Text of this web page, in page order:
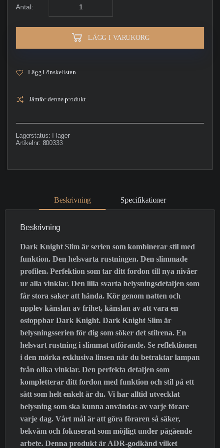
Antal:
LÄGG I VARUKORG
Lägg i önskelistan
Jämför denna produkt
Lagerstatus:
I lager
Artikelnr: 800333
Beskrivning Specifikationer
Beskrivning
Dark Knight Slim är serien som kombinerar stil med
funktion. Den helsvarta rustningen. Den slimmade
profilen. Perfektion som tar ditt fordon till nya nivåer
ur alla vinklar. Den lilla svarta belysningsdetaljen som
får stora saker att hända. Kör genom natten och
upplev känslan av frihet, känslan av att vara en
ostoppbar Dark Knight. Dark Knight Slim är
belysningsserien för dig som söker det stilrena. En
helsvart rustning i slimmat utförande. Se reflektionen
i den mörka exklusiva linsen när du betraktar lampan
från olika vinklar. Den perfekta detaljen som
kompletterar ditt fordon med funktion och stil på ett
sätt som helt enkelt är du. Vi har alltid utvecklat
belysning som ska kunna användas av varje förare
varje dag. Vårt mål är att göra föraren så säker,
bekväm och fokuserad som möjligt under pågående
arbete. Denna produkt är ADR-godkänd vilket